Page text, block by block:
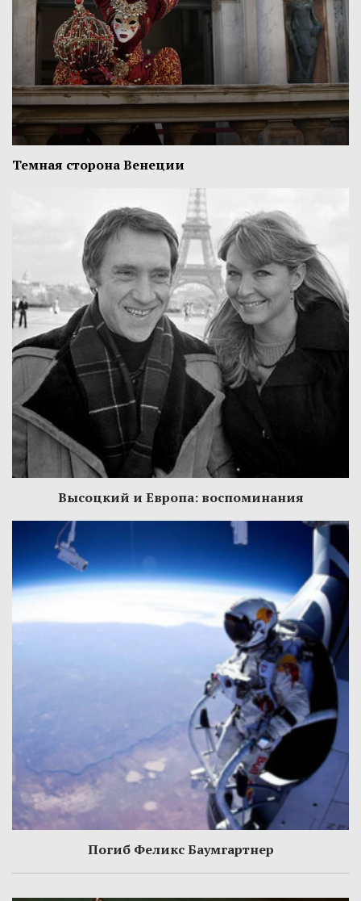
Темная сторона Венеции
Высоцкий и Европа: воспоминания
Погиб Феликс Баумгартнер